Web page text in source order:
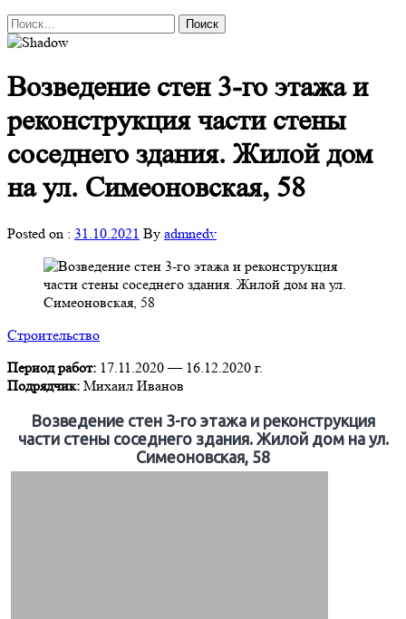
Найти:
Возведение стен 3-го этажа и
реконструкция части стены
соседнего здания. Жилой дом
на ул. Симеоновская, 58
Posted on : 31.10.2021 By admnedv
Строительство
Период работ: 17.11.2020 — 16.12.2020 г.
Подрядчик: Михаил Иванов
Возведение стен 3-го этажа и реконструкция
части стены соседнего здания. Жилой дом на ул.
Симеоновская, 58